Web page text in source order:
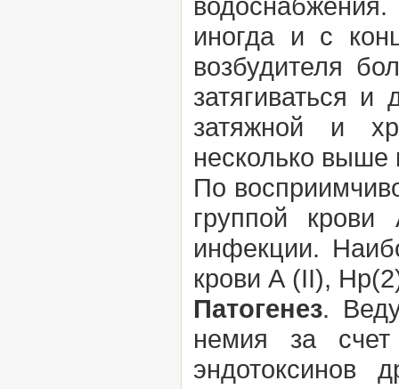
иногда и с
возбудителя
затягиваться
затяжной и
несколько выше
По
группой
инфекции.
крови А (II),
Патогенез.
немия за
эндотоксинов